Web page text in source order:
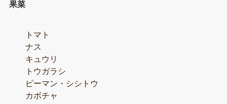
果菜
トマト
ナス
キュウリ
トウガラシ
ピーマン・シシトウ
カボチャ